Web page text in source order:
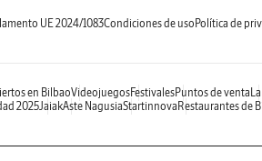
UE 2024/1083Condiciones de uso Política de
en BilbaoVideojuegosFestivalesPuntos de venta
2025JaiakAste NagusiaStartinnova Restaurantes de